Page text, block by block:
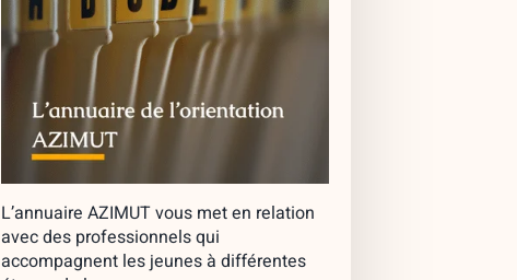
L’annuaire AZIMUT vous met en relation
avec des professionnels qui
accompagnent les jeunes à différentes